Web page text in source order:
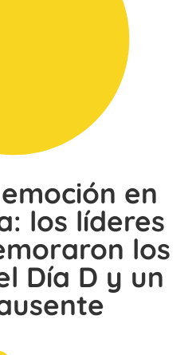
en
los líderes
los
Día D y un